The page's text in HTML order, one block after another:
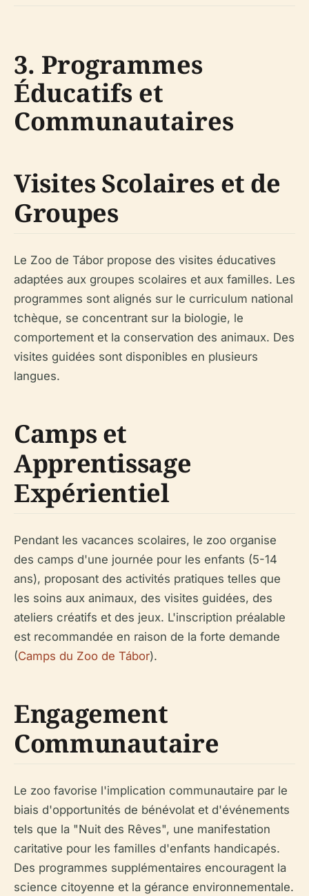
3. Programmes
Éducatifs et
Communautaires
Visites Scolaires et de
Groupes
Le Zoo de Tábor propose des visites éducatives
adaptées aux groupes scolaires et aux familles. Les
programmes sont alignés sur le curriculum national
tchèque, se concentrant sur la biologie, le
comportement et la conservation des animaux. Des
visites guidées sont disponibles en plusieurs
langues.
Camps et
Apprentissage
Expérientiel
Pendant les vacances scolaires, le zoo organise
des camps d'une journée pour les enfants (5-14
ans), proposant des activités pratiques telles que
les soins aux animaux, des visites guidées, des
ateliers créatifs et des jeux. L'inscription préalable
est recommandée en raison de la forte demande
(Camps du Zoo de Tábor).
Engagement
Communautaire
Le zoo favorise l'implication communautaire par le
biais d'opportunités de bénévolat et d'événements
tels que la "Nuit des Rêves", une manifestation
caritative pour les familles d'enfants handicapés.
Des programmes supplémentaires encouragent la
science citoyenne et la gérance environnementale.